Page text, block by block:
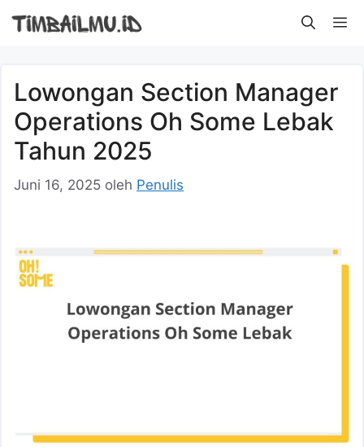
Lowongan Section Manager
Operations Oh Some Lebak
Tahun 2025
Juni 16, 2025 oleh Penulis